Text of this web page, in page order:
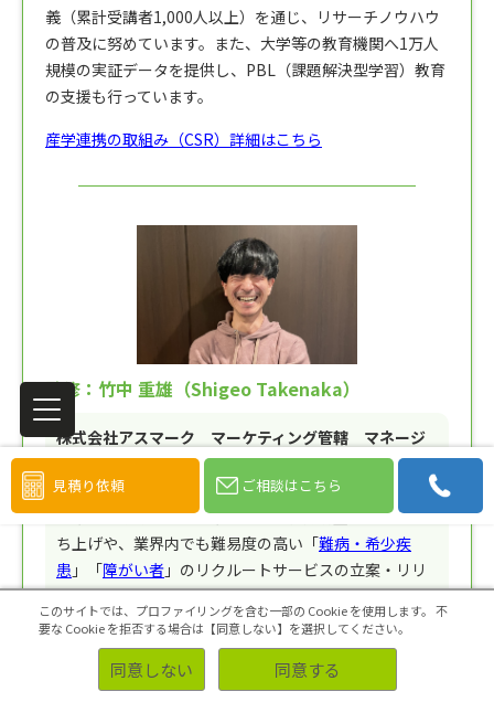
義（累計受講者1,000人以上）を通じ、リサーチノウハウ
の普及に努めています。また、大学等の教育機関へ1万人
規模の実証データを提供し、PBL（課題解決型学習）教育
の支援も行っています。
産学連携の取組み（CSR）詳細はこちら
監修：竹中 重雄（Shigeo Takenaka）
株式会社アスマーク マーケティング管轄 マネージ
ャー
リサーチ業界およびマーケティング領域で10年以上の
キャリアを持つスペシャリスト。学術調査チームの立
ち上げや、業界内でも難易度の高い「難病・希少疾
患 」「障がい者 」のリクルートサービスの立案・リリ
ースを主導。
消費者インサイト分析、セグメンテーション。学術的根拠
見積り依頼 ご相談はこちら
このサイトでは、プロファイリングを含む一部の Cookie を使用します。 不
要な Cookie を拒否する場合は【同意しない】を選択してください。
同意しない 同意する